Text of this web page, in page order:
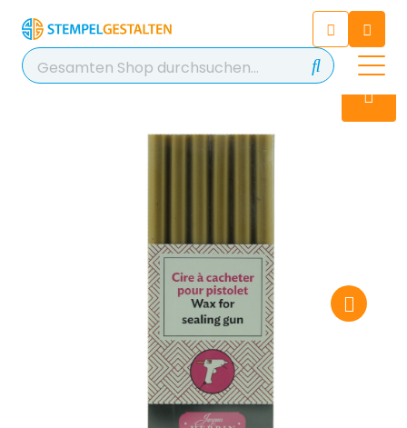
Chatten Sie 24/7 mit unserem
hilfreichen Chatbot
Kontakt
+49 2038 0480 403